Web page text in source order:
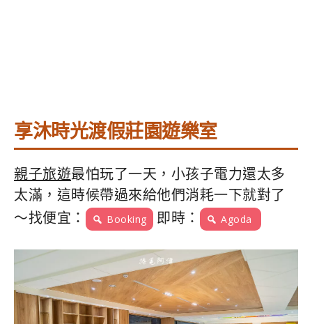
享沐時光渡假莊園遊樂室
親子旅遊最怕玩了一天，小孩子電力還太多
太滿，這時候帶過來給他們消耗一下就對了
～找便宜：
Booking 即時： Agoda